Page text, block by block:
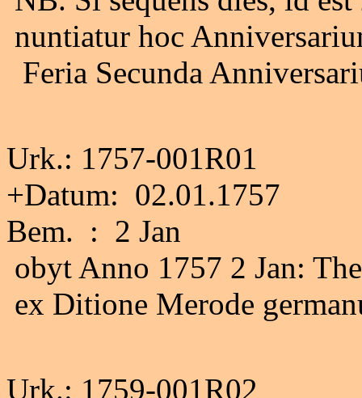
nuntiatur hoc
Feria Secunda
Urk.: 1757-001R01
+Datum: 02.01.1757
Bem. : 2 Jan
obyt Anno 1757 2 Jan:
ex Ditione Merode
Urk.: 1759-001R02